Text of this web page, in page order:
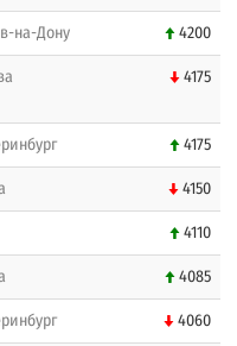
на-Дону 4200
4175
4175
4150
4110
4085
4060